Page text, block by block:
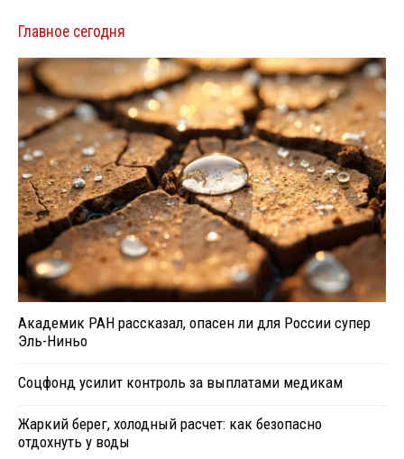
Главное сегодня
Академик РАН рассказал, опасен ли для России супер
Эль-Ниньо
Соцфонд усилит контроль за выплатами медикам
Жаркий берег, холодный расчет: как безопасно
отдохнуть у воды